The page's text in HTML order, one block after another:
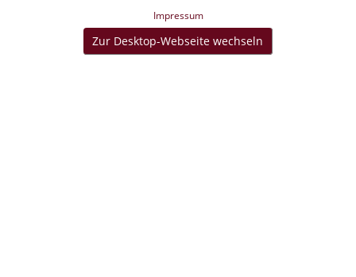
Impressum
Zur Desktop-Webseite wechseln